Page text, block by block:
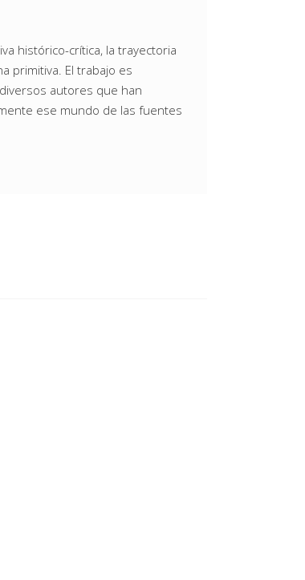
histórico-crítica, la trayectoria
primitiva. El trabajo es
autores que han
ese mundo de las fuentes